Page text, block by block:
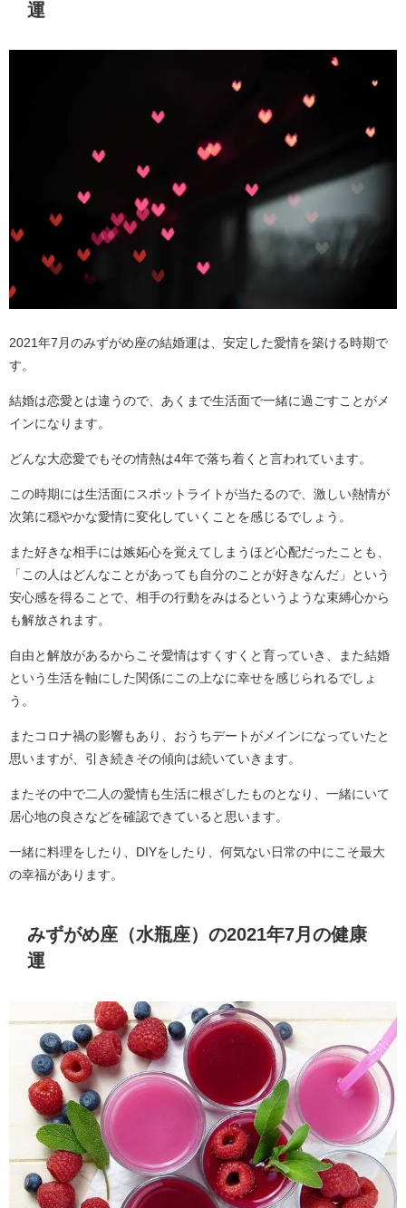
運
2021年7月のみずがめ座の結婚運は、安定した愛情を築ける時期で
す。
結婚は恋愛とは違うので、あくまで生活面で一緒に過ごすことがメ
インになります。
どんな大恋愛でもその情熱は4年で落ち着くと言われています。
この時期には生活面にスポットライトが当たるので、激しい熱情が
次第に穏やかな愛情に変化していくことを感じるでしょう。
また好きな相手には嫉妬心を覚えてしまうほど心配だったことも、
「この人はどんなことがあっても自分のことが好きなんだ」という
安心感を得ることで、相手の行動をみはるというような束縛心から
も解放されます。
自由と解放があるからこそ愛情はすくすくと育っていき、また結婚
という生活を軸にした関係にこの上なに幸せを感じられるでしょ
う。
またコロナ禍の影響もあり、おうちデートがメインになっていたと
思いますが、引き続きその傾向は続いていきます。
またその中で二人の愛情も生活に根ざしたものとなり、一緒にいて
居心地の良さなどを確認できていると思います。
一緒に料理をしたり、DIYをしたり、何気ない日常の中にこそ最大
の幸福があります。
みずがめ座（水瓶座）の2021年7月の健康
運